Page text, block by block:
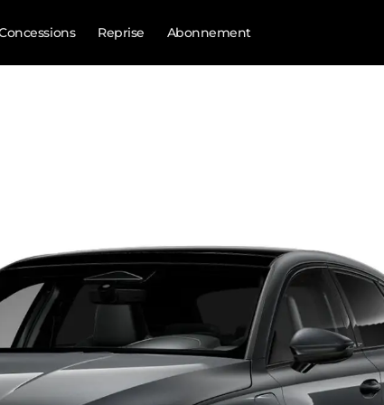
Reprise Abonnement